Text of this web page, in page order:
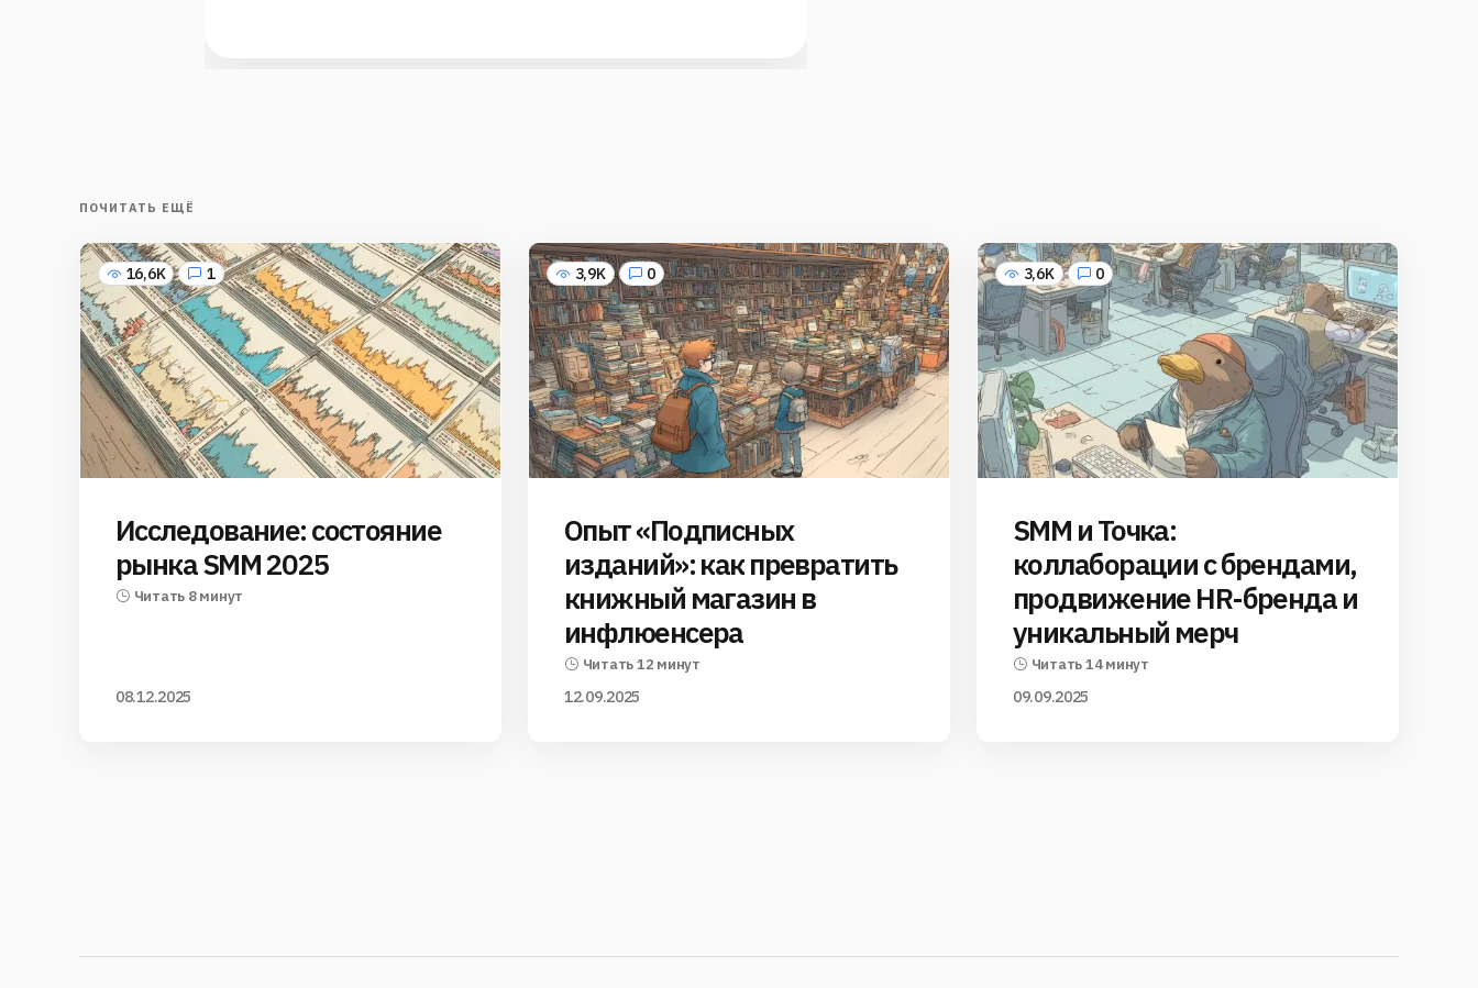
ПОЧИТАТЬ ЕЩЁ
16,6K 1
Исследование: состояние
рынка SMM 2025
Читать 8 минут
08.12.2025
3,9K 0
Опыт «Подписных
изданий»: как превратить
книжный магазин в
инфлюенсера
Читать 12 минут
12.09.2025
3,6K 0
SMM и Точка:
коллаборации с брендами,
продвижение HR-бренда и
уникальный мерч
Читать 14 минут
09.09.2025